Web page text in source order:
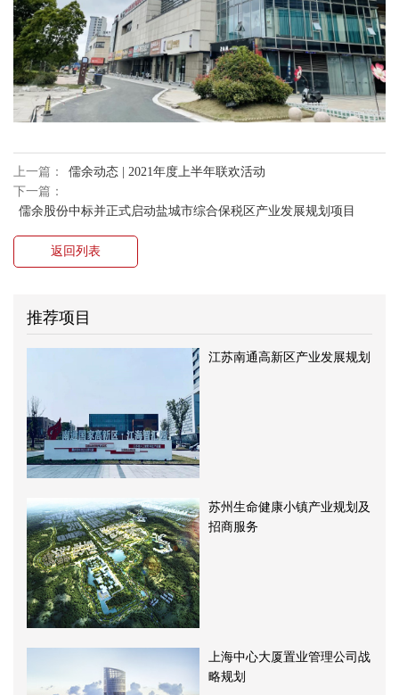
上一篇：
儒余动态 | 2021年度上半年联欢活动
下一篇：
儒余股份中标并正式启动盐城市综合保税区产业发展规划项目
返回列表
推荐项目
江苏南通高新区产业发展规划
苏州生命健康小镇产业规划及
招商服务
上海中心大厦置业管理公司战
略规划